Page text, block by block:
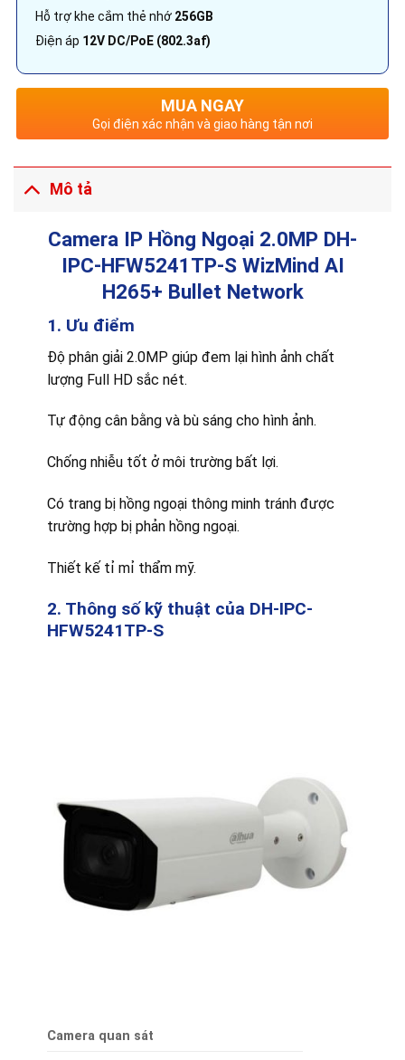
Hỗ trợ khe cắm thẻ nhớ 256GB
Điện áp 12V DC/PoE (802.3af)
MUA NGAY
Gọi điện xác nhận và giao hàng tận nơi
Mô tả
Camera IP Hồng Ngoại 2.0MP DH-
IPC-HFW5241TP-S WizMind AI
H265+ Bullet Network
1. Ưu điểm
Độ phân giải 2.0MP giúp đem lại hình ảnh chất
lượng Full HD sắc nét.
Tự động cân bằng và bù sáng cho hình ảnh.
Chống nhiễu tốt ở môi trường bất lợi.
Có trang bị hồng ngoại thông minh tránh được
trường hợp bị phản hồng ngoại.
Thiết kế tỉ mỉ thẩm mỹ.
2. Thông số kỹ thuật của DH-IPC-
HFW5241TP-S
Camera quan sát